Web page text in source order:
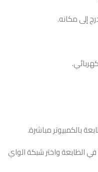
إلى مكانه.
الطابعة واختر شبكة الواي